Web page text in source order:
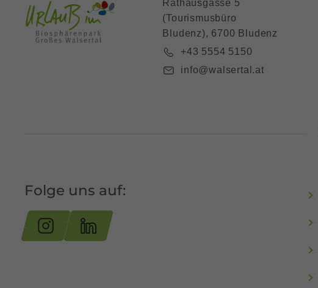
Folge uns auf:
Rathausgasse 5
(Tourismusbüro
Bludenz), 6700 Bludenz
+43 5554 5150
info@walsertal.at